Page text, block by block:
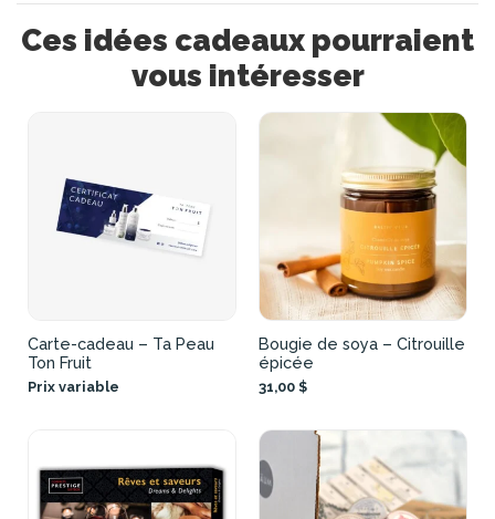
Ces idées cadeaux pourraient
vous intéresser
Carte-cadeau – Ta Peau
Ton Fruit
Prix variable
Bougie de soya – Citrouille
épicée
31,00 $